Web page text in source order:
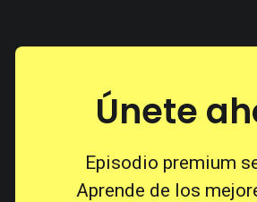
Únete
Episodio premium
Aprende de los